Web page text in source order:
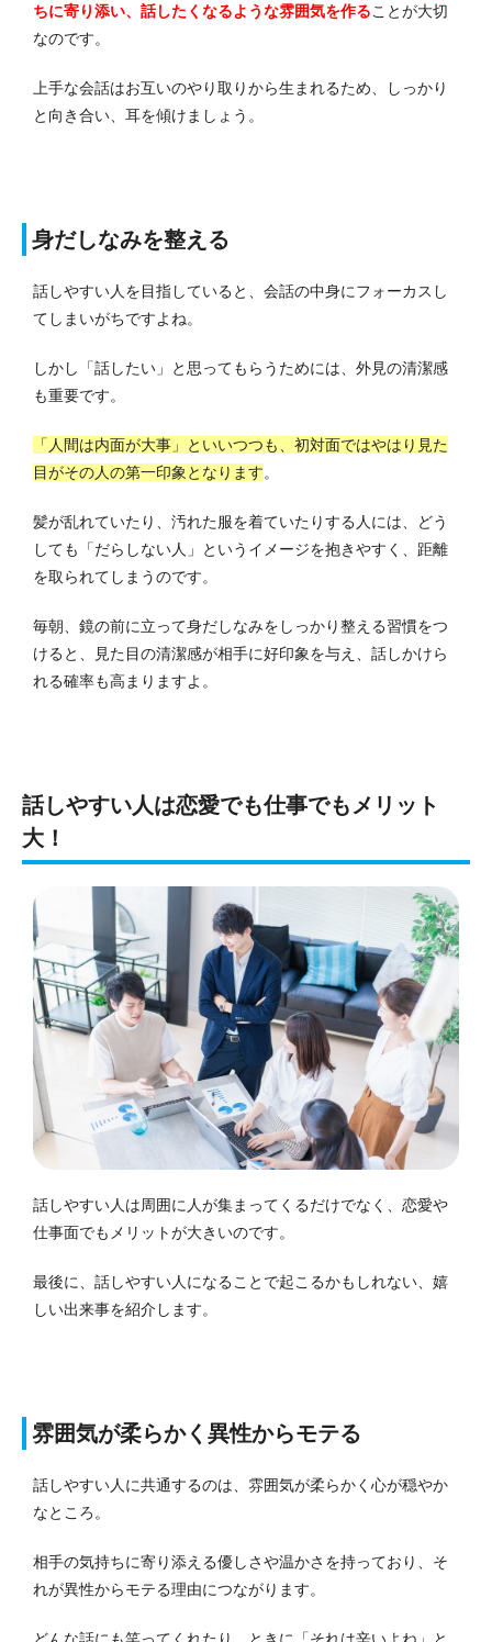
ちに寄り添い、話したくなるような雰囲気を作ることが大切
なのです。
上手な会話はお互いのやり取りから生まれるため、しっかり
と向き合い、耳を傾けましょう。
身だしなみを整える
話しやすい人を目指していると、会話の中身にフォーカスし
てしまいがちですよね。
しかし「話したい」と思ってもらうためには、外見の清潔感
も重要です。
「人間は内面が大事」といいつつも、初対面ではやはり見た
目がその人の第一印象となります。
髪が乱れていたり、汚れた服を着ていたりする人には、どう
しても「だらしない人」というイメージを抱きやすく、距離
を取られてしまうのです。
毎朝、鏡の前に立って身だしなみをしっかり整える習慣をつ
けると、見た目の清潔感が相手に好印象を与え、話しかけら
れる確率も高まりますよ。
話しやすい人は恋愛でも仕事でもメリット
大！
話しやすい人は周囲に人が集まってくるだけでなく、恋愛や
仕事面でもメリットが大きいのです。
最後に、話しやすい人になることで起こるかもしれない、嬉
しい出来事を紹介します。
雰囲気が柔らかく異性からモテる
話しやすい人に共通するのは、雰囲気が柔らかく心が穏やか
なところ。
相手の気持ちに寄り添える優しさや温かさを持っており、そ
れが異性からモテる理由につながります。